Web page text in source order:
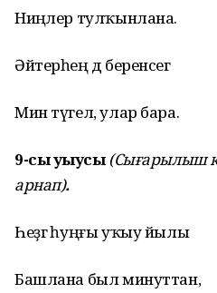
Ниңәлер тулҡынлана.
Әйтерһең дә беренсегә
Мин түгел, улар бара.
9-сы уҡыусы (Сығарылыш
арнап).
Һеҙгә һуңғы уҡыу йылы
Башлана был минуттан,